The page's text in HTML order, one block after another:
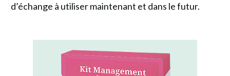
d’échange à utiliser maintenant et dans le futur.